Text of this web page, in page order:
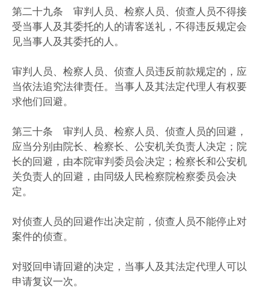
第二十九条 审判人员、检察人员、侦查人员不得接
受当事人及其委托的人的请客送礼，不得违反规定会
见当事人及其委托的人。
审判人员、检察人员、侦查人员违反前款规定的，应
当依法追究法律责任。当事人及其法定代理人有权要
求他们回避。
第三十条 审判人员、检察人员、侦查人员的回避，
应当分别由院长、检察长、公安机关负责人决定；院
长的回避，由本院审判委员会决定；检察长和公安机
关负责人的回避，由同级人民检察院检察委员会决
定。
对侦查人员的回避作出决定前，侦查人员不能停止对
案件的侦查。
对驳回申请回避的决定，当事人及其法定代理人可以
申请复议一次。